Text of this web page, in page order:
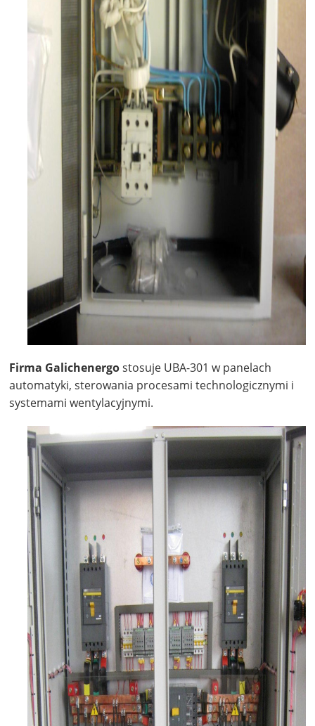
Firma Galichenergostosuje UBA-301 w panelach
automatyki, sterowania procesami technologicznymi i
systemami wentylacyjnymi.